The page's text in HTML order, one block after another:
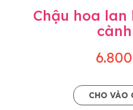
Chậu hoa
CHO VÀO